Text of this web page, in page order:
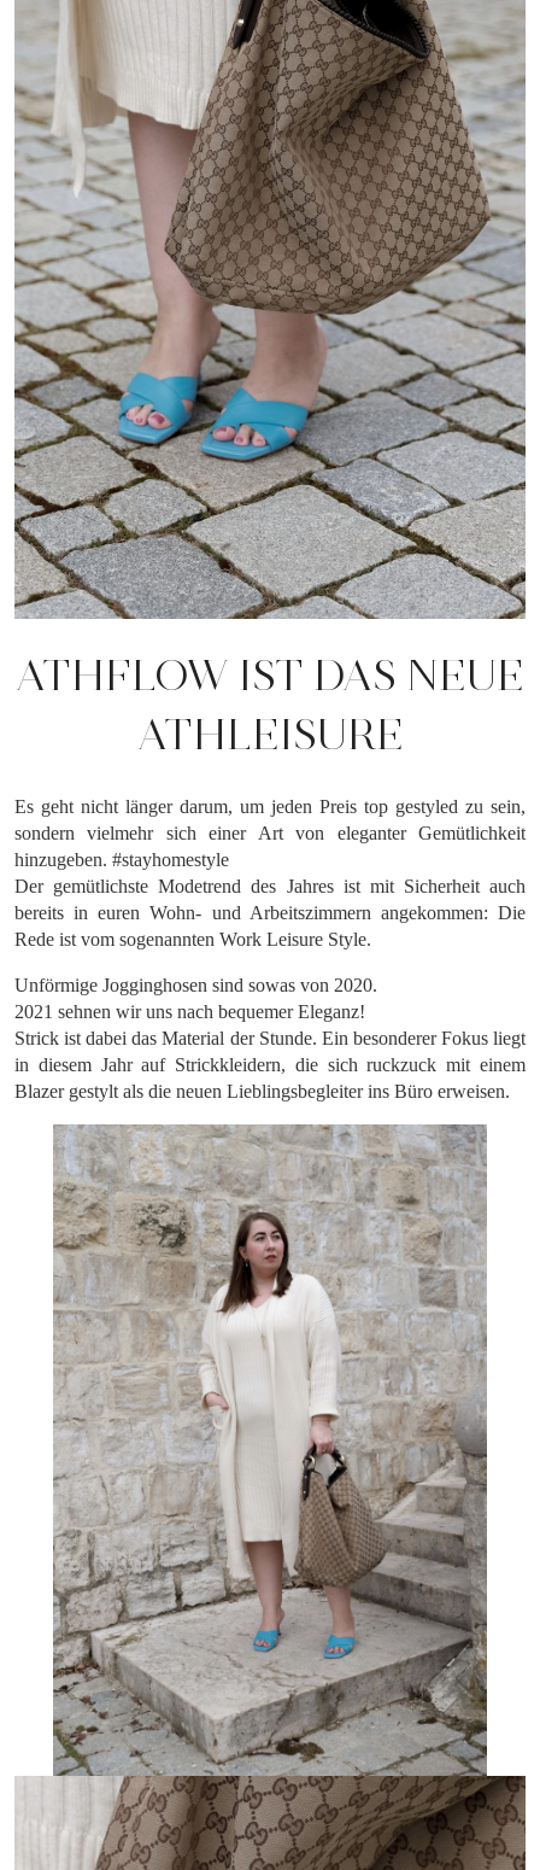
ATHFLOW IST DAS NEUE
ATHLEISURE
Es geht nicht länger darum, um jeden Preis top gestyled zu sein,
sondern vielmehr sich einer Art von eleganter Gemütlichkeit
hinzugeben. #stayhomestyle
Der gemütlichste Modetrend des Jahres ist mit Sicherheit auch
bereits in euren Wohn- und Arbeitszimmern angekommen: Die
Rede ist vom sogenannten Work Leisure Style.
Unförmige Jogginghosen sind sowas von 2020.
2021 sehnen wir uns nach bequemer Eleganz!
Strick ist dabei das Material der Stunde. Ein besonderer Fokus liegt
in diesem Jahr auf Strickkleidern, die sich ruckzuck mit einem
Blazer gestylt als die neuen Lieblingsbegleiter ins Büro erweisen.